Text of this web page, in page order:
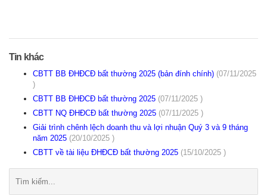
Tin khác
CBTT BB ĐHĐCĐ bất thường 2025 (bản đính chính) (07/11/2025
)
CBTT BB ĐHĐCĐ bất thường 2025 (07/11/2025 )
CBTT NQ ĐHĐCĐ bất thường 2025 (07/11/2025 )
Giải trình chênh lệch doanh thu và lợi nhuận Quý 3 và 9 tháng
năm 2025 (20/10/2025 )
CBTT về tài liệu ĐHĐCĐ bất thường 2025 (15/10/2025 )
kiếm: